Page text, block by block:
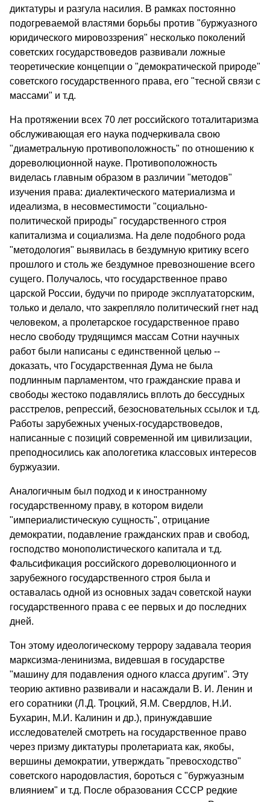
диктатуры и разгула насилия. В рамках посто­янно
подогреваемой властями борьбы против "буржуазного
юриди­ческого мировоззрения" несколько поколений
советских государствоведов развивали ложные
теоретические концепции о "демократической природе"
советского государственного права, его "тесной связи с
массами" и т.д.
На протяжении всех 70 лет российского тоталитаризма
обслу­живающая его наука подчеркивала свою
"диаметральную противопо­ложность" по отношению к
дореволюционной науке. Противополож­ность
виделась главным образом в различии "методов"
изучения права: диалектического материализма и
идеализма, в несовместимости "социально-
политической природы" государственного строя
капита­лизма и социализма. На деле подобного рода
"методология" выяви­лась в бездумную критику всего
прошлого и столь же бездумное превозношение всего
сущего. Получалось, что государственное право
царской России, будучи по природе эксплуататорским,
только и делало, что закрепляло политический гнет над
человеком, а проле­тарское государственное право
несло свободу трудящимся массам Сотни научных
работ были написаны с единственной целью --
доказать, что Государственная Дума не была
подлинным парламентом, что гражданские права и
свободы жестоко подавлялись вплоть до бессудных
расстрелов, репрессий, безосновательных ссылок и т.д.
Работы зарубежных ученых-государствоведов,
написанные с позиций современной им цивилизации,
преподносились как апологетика клас­совых интересов
буржуазии.
Аналогичным был подход и к иностранному
государственному праву, в котором видели
"империалистическую сущность", отрицание
демократии, подавление гражданских прав и свобод,
господство монополистического капитала и т.д.
Фальсификация российского дореволюционного и
зарубежного государственного строя была и
оставалась одной из основных задач советской науки
государственного права с ее первых и до последних
дней.
Тон этому идеологическому террору задавала теория
марксизма-ленинизма, видевшая в государстве
"машину для подавления одного класса другим". Эту
теорию активно развивали и насаждали В. И. Ленин и
его соратники (Л.Д. Троцкий, Я.М. Свердлов, Н.И.
Бухарин, М.И. Калинин и др.), принуждавшие
исследователей смотреть на государственное право
через призму диктатуры пролетариата как, якобы,
вершины демократии, утверждать "превосходство"
советского народовластия, бороться с "буржуазным
влиянием" и т.д. После образования СССР редкие